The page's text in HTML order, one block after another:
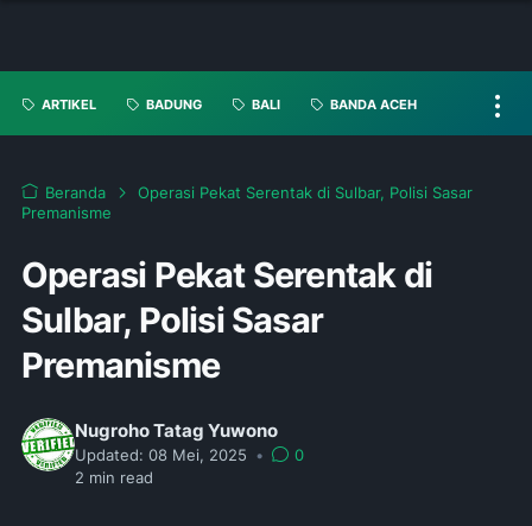
ARTIKEL BADUNG BALI BANDA ACEH
Beranda
Operasi Pekat Serentak di Sulbar, Polisi Sasar
Premanisme
Operasi Pekat Serentak di
Sulbar, Polisi Sasar
Premanisme
Nugroho Tatag Yuwono
Updated: 08 Mei, 2025 •
0
2 min read